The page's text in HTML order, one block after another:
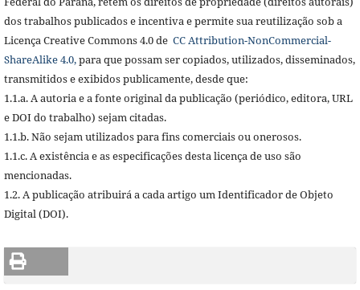
dos trabalhos publicados e incentiva e permite sua reutilização sob a
Licença Creative Commons 4.0 de CC Attribution-NonCommercial-
ShareAlike 4.0,para que possam ser copiados, utilizados, disseminados,
transmitidos e exibidos publicamente, desde que:
1.1.a. A autoria e a fonte original da publicação (periódico, editora, URL
e DOI do trabalho) sejam citadas.
1.1.b. Não sejam utilizados para fins comerciais ou onerosos.
1.1.c. A existência e as especificações desta licença de uso são
mencionadas.
1.2. A publicação atribuirá a cada artigo um Identificador de Objeto
Digital (DOI).